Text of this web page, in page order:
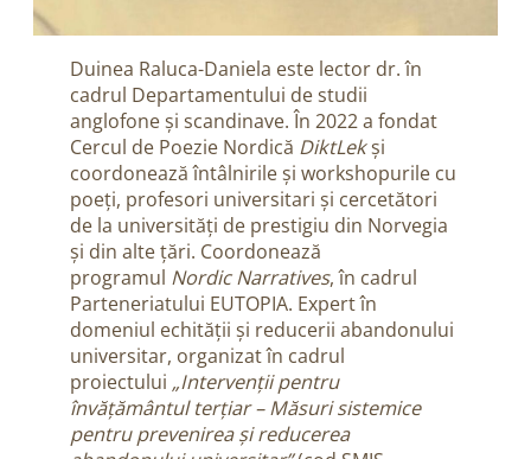
Duinea Raluca-Daniela este lector dr. în
cadrul Departamentului de studii
anglofone și scandinave.În 2022 a fondat
Cercul de Poezie Nordică DiktLekși
coordonează întâlnirile și workshopurile cu
poeți, profesori universitari și cercetători
de la universități de prestigiu din Norvegia
și din alte țări. Coordonează
programul Nordic Narratives, în cadrul
Parteneriatului EUTOPIA. Expert în
domeniul echității și reducerii abandonului
universitar, organizat în cadrul
proiectului „Intervenții pentru
învățământul terțiar – Măsuri sistemice
pentru prevenirea și reducerea